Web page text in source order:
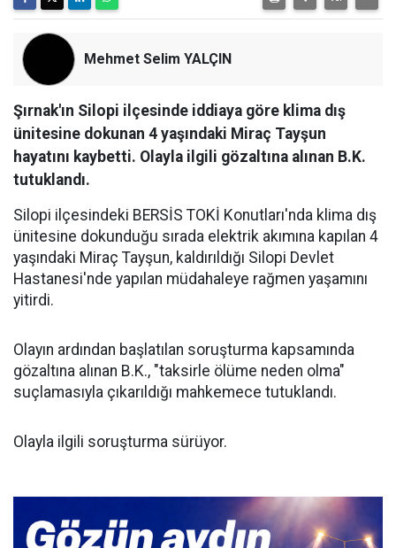
Mehmet Selim YALÇIN
Şırnak'ın Silopi ilçesinde iddiaya göre klima dış
ünitesine dokunan 4 yaşındaki Miraç Tayşun
hayatını kaybetti. Olayla ilgili gözaltına alınan B.K.
tutuklandı.
Silopi ilçesindeki BERSİS TOKİ Konutları'nda klima dış
ünitesine dokunduğu sırada elektrik akımına kapılan 4
yaşındaki Miraç Tayşun, kaldırıldığı Silopi Devlet
Hastanesi'nde yapılan müdahaleye rağmen yaşamını
yitirdi.
Olayın ardından başlatılan soruşturma kapsamında
gözaltına alınan B.K., "taksirle ölüme neden olma"
suçlamasıyla çıkarıldığı mahkemece tutuklandı.
Olayla ilgili soruşturma sürüyor.